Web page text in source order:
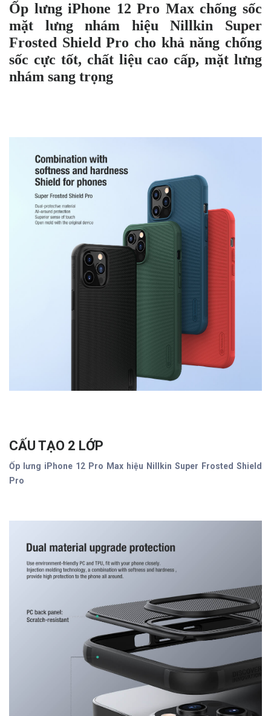
Ốp lưng iPhone 12 Pro Max chống sốc
mặt lưng nhám hiệu Nillkin Super
Frosted Shield Pro cho khả năng chống
sốc cực tốt, chất liệu cao cấp, mặt lưng
nhám sang trọng
CẤU TẠO 2 LỚP
Ốp lưng iPhone 12 Pro Max hiệu Nillkin Super Frosted Shield
Pro